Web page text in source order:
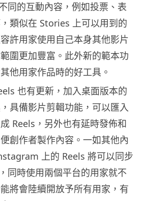
同的互動內容，例如投票、表
類似在 Stories 上可以用到的
許用家使用自己本身其他影片
圍更加豐富。此外新的範本功
他用家作品時的好工具。
也有更新，加入桌面版本的
具備影片剪輯功能，可以匯入
Reels，另外也有延時發佈和
創作者製作內容。一如其他內
上的 Reels 將可以同步
同時使用兩個平台的用家就不
將會陸續開放予所有用家，有